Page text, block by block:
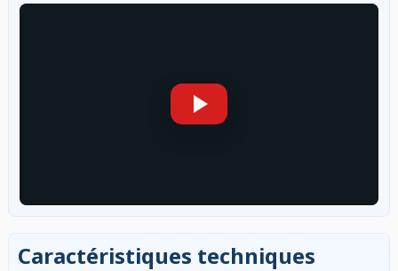
Caractéristiques techniques